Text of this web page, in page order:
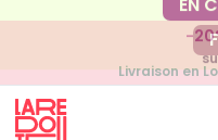
-
Livraison en
pour